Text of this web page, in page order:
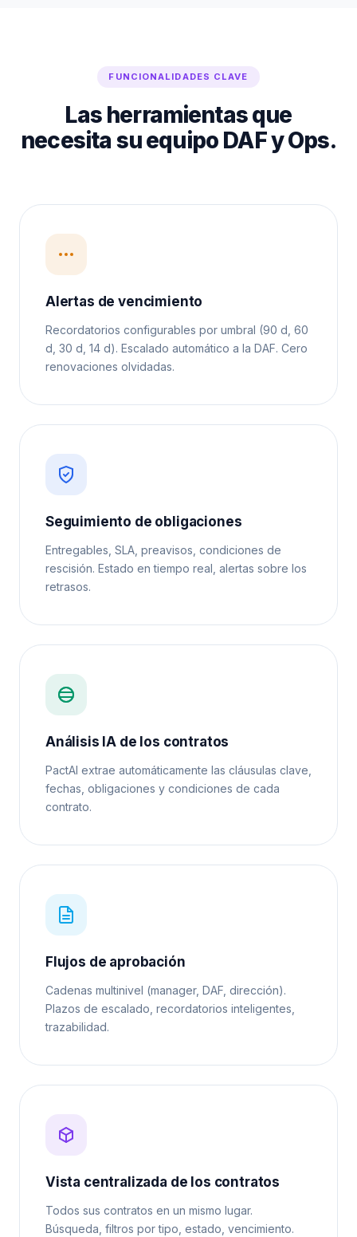
FUNCIONALIDADES CLAVE
Las herramientas que
necesita su equipo DAF y Ops.
Alertas de vencimiento
Recordatorios configurables por umbral (90 d, 60
d, 30 d, 14 d). Escalado automático a la DAF. Cero
renovaciones olvidadas.
Seguimiento de obligaciones
Entregables, SLA, preavisos, condiciones de
rescisión. Estado en tiempo real, alertas sobre los
retrasos.
Análisis IA de los contratos
PactAI extrae automáticamente las cláusulas clave,
fechas, obligaciones y condiciones de cada
contrato.
Flujos de aprobación
Cadenas multinivel (manager, DAF, dirección).
Plazos de escalado, recordatorios inteligentes,
trazabilidad.
Vista centralizada de los contratos
Todos sus contratos en un mismo lugar.
Búsqueda, filtros por tipo, estado, vencimiento.